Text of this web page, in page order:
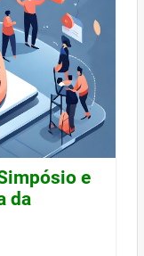
e
da